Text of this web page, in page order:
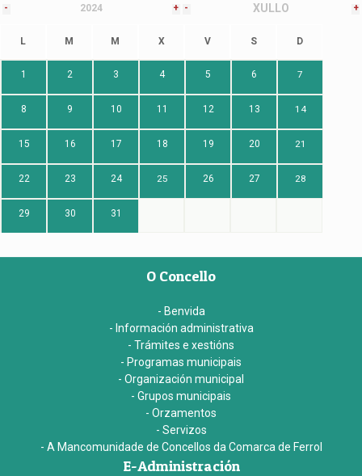
- 2024 + - XULLO +
L M M X V S D
1 2 3 4 5 6 7
8 9 10 11 12 13 14
15 16 17 18 19 20 21
22 23 24 25 26 27 28
29 30 31
O Concello
- Benvida
- Información administrativa
- Trámites e xestións
- Programas municipais
- Organización municipal
- Grupos municipais
- Orzamentos
- Servizos
- A Mancomunidade de Concellos da Comarca de Ferrol
E-Administración